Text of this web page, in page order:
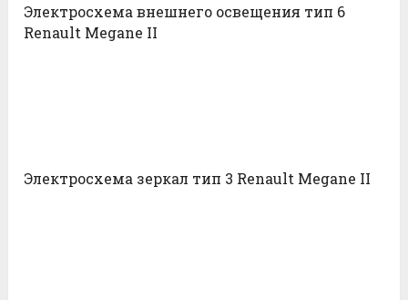
Электросхема внешнего освещения тип 6
Renault Megane II
Электросхема зеркал тип 3 Renault Megane II